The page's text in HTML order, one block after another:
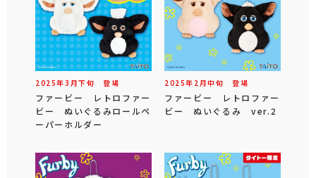
2025年3 月下旬 登場
ファービー レトロファー
ビー ぬいぐるみロールペ
ーパーホルダー
2025年 2 月中旬 登場
ファービー レトロファー
ビー ぬいぐるみ ver.2